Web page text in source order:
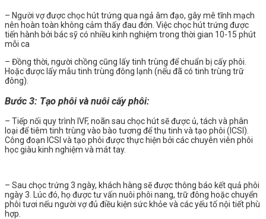
– Người vợ được chọc hút trứng qua ngả âm đạo, gây mê tĩnh mạch
nên hoàn toàn không cảm thấy đau đớn. Việc chọc hút trứng được
tiến hành bởi bác sỹ có nhiều kinh nghiệm trong thời gian 10-15 phút
mỗi ca
– Đồng thời, người chồng cũng lấy tinh trùng để chuẩn bị cấy phôi.
Hoặc được lấy mẫu tinh trùng đông lạnh (nếu đã có tinh trùng trữ
đông).
Bước 3: Tạo phôi và nuôi cấy phôi:
– Tiếp nối quy trình IVF, noãn sau chọc hút sẽ được ủ, tách và phân
loại để tiêm tinh trùng vào bào tương để thụ tinh và tạo phôi (ICSI).
Công đoạn ICSI và tạo phôi được thực hiện bởi các chuyên viên phôi
học giàu kinh nghiệm và mát tay.
– Sau chọc trứng 3 ngày, khách hàng sẽ được thông báo kết quả phôi
ngày 3. Lúc đó, họ được tư vấn nuôi phôi nang, trữ đông hoặc chuyển
phôi tươi nếu người vợ đủ điều kiện sức khỏe và các yếu tố nội tiết phù
hợp.